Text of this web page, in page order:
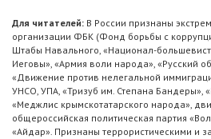
Для читателей: В России признаны
организации ФБК (Фонд борьбы с
Штабы Навального, «Национал-
Иеговы», «Армия воли народа», «Русский
«Движение против нелегальной
УНСО, УПА, «Тризуб им. Степана Бандеры»,
«Меджлис крымскотатарского народа»,
общероссийская политическая партия
«Айдар». Признаны террористическими и